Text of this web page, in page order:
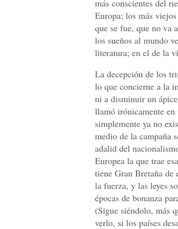
más conscientes del
Europa; los más
que se fue, que no va
los sueños al mundo
literatura; en el de la
La decepción de los
lo que concierne a la
ni a disminuir un
llamó irónicamente en
simplemente ya no
medio de la campaña
adalid del
Europea la que trae
tiene Gran Bretaña de
la fuerza, y las leyes
épocas de bonanza
(Sigue siéndolo, más
verlo, si los países